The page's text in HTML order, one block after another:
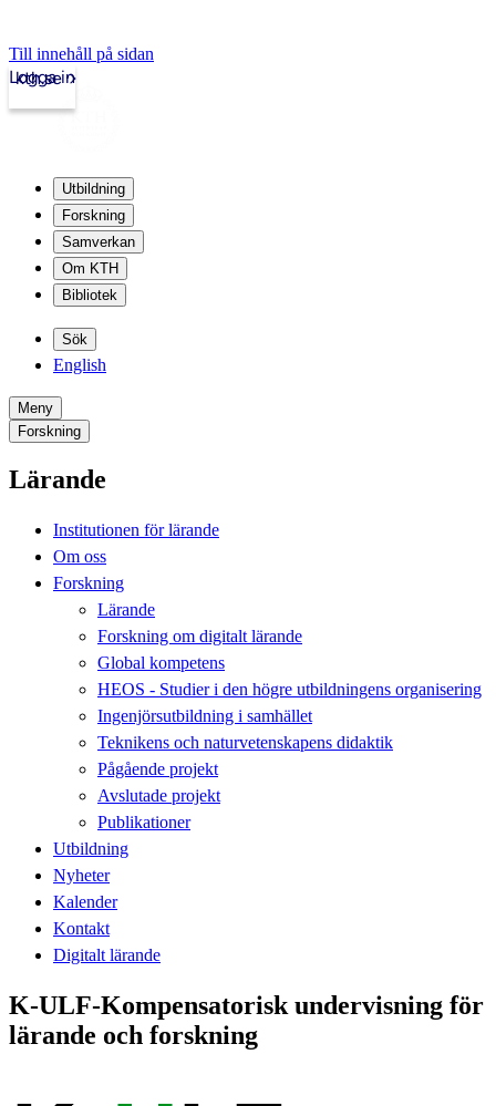
Till innehåll på sidan
kth.se
Logga in
Utbildning
Forskning
Samverkan
Om KTH
Bibliotek
Sök
English
Meny
Forskning
Lärande
Institutionen för lärande
Om oss
Forskning
Lärande
Forskning om digitalt lärande
Global kompetens
HEOS - Studier i den högre utbildningens organisering
Ingenjörsutbildning i samhället
Teknikens och naturvetenskapens didaktik
Pågående projekt
Avslutade projekt
Publikationer
Utbildning
Nyheter
Kalender
Kontakt
Digitalt lärande
K-ULF-Kompensatorisk undervisning för
lärande och forskning